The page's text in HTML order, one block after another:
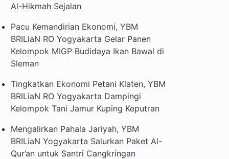
Al-Hikmah Sejalan
Pacu Kemandirian Ekonomi, YBM
BRILiaN RO Yogyakarta Gelar Panen
Kelompok MIGP Budidaya Ikan Bawal di
Sleman
Tingkatkan Ekonomi Petani Klaten, YBM
BRILiaN RO Yogyakarta Dampingi
Kelompok Tani Jamur Kuping Keputran
Mengalirkan Pahala Jariyah, YBM
BRILiaN Yogyakarta Salurkan Paket Al-
Qur’an untuk Santri Cangkringan